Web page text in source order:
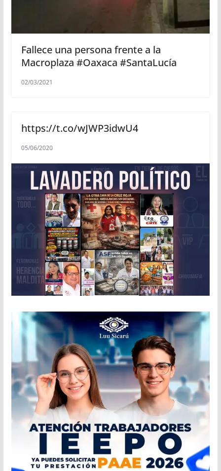
Fallece una persona frente a la
Macroplaza #Oaxaca #SantaLucía
02/03/2021
https://t.co/wJWP3idwU4
05/06/2020